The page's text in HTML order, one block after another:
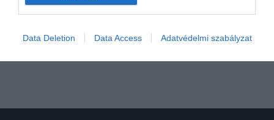
Data Deletion Data Access Adatvédelmi szabályzat